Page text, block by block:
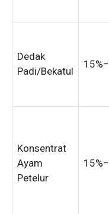
Dedak
Padi/Bekatul
15%−
Konsentrat
Ayam
Petelur
15%−